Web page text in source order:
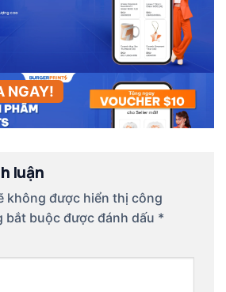
NGAY!
luận
không được hiển thị công
bắt buộc được đánh dấu *